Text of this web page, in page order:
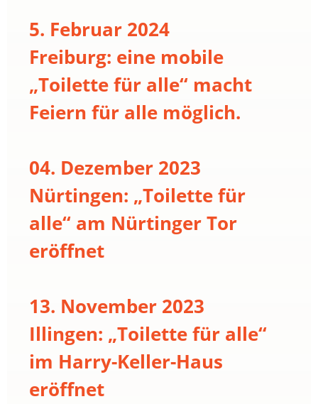
5. Februar 2024
Freiburg: eine mobile
„Toilette für alle“ macht
Feiern für alle möglich.
04. Dezember 2023
Nürtingen: „Toilette für
alle“ am Nürtinger Tor
eröffnet
13. November 2023
Illingen: „Toilette für alle“
im Harry-Keller-Haus
eröffnet